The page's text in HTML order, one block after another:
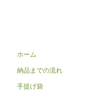
ホーム
納品までの流れ
手提げ袋